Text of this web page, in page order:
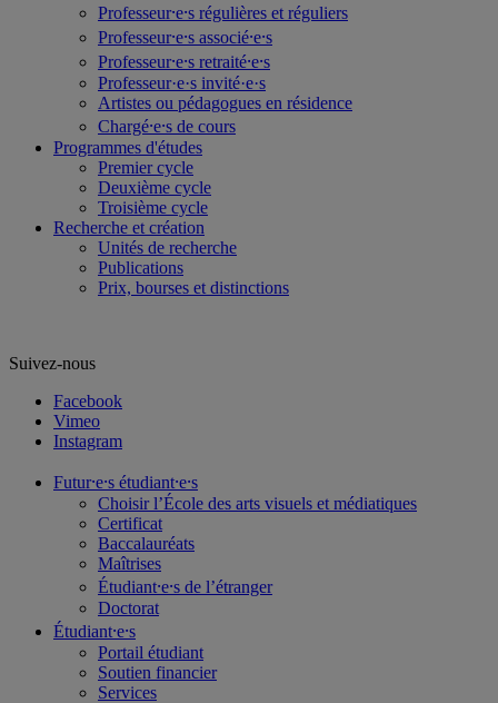
Professeur⸱e⸱s régulières et réguliers
Professeur⸱e⸱s associé⸱e⸱s
Professeur⸱e⸱s retraité⸱e⸱s
Professeur·e·s invité·e·s
Artistes ou pédagogues en résidence
Chargé⸱e⸱s de cours
Programmes d'études
Premier cycle
Deuxième cycle
Troisième cycle
Recherche et création
Unités de recherche
Publications
Prix, bourses et distinctions
Suivez-nous
Facebook
Vimeo
Instagram
Futur⸱e⸱s étudiant⸱e⸱s
Choisir l’École des arts visuels et médiatiques
Certificat
Baccalauréats
Maîtrises
Étudiant⸱e⸱s de l’étranger
Doctorat
Étudiant⸱e⸱s
Portail étudiant
Soutien financier
Services